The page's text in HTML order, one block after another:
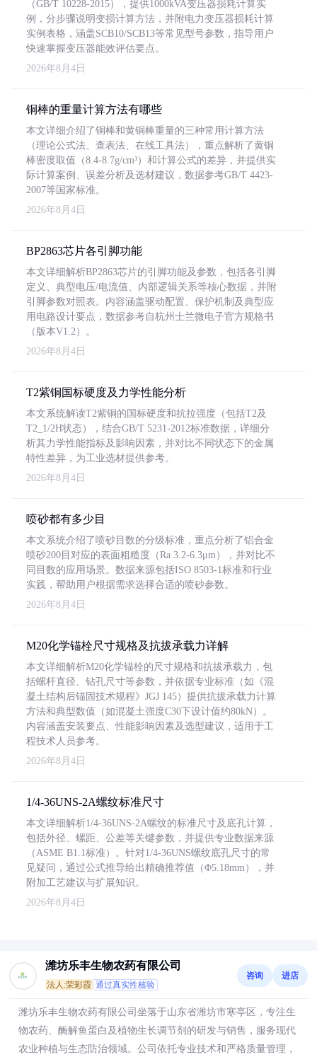
（GB/T 10228-2015），提供1000kVA变压器损耗计算实
例，分步骤说明变损计算方法，并附电力变压器损耗计算
实例表格，涵盖SCB10/SCB13等常见型号参数，指导用户
快速掌握变压器能效评估要点。
2026年8月4日
铜棒的重量计算方法有哪些
本文详细介绍了铜棒和黄铜棒重量的三种常用计算方法
（理论公式法、查表法、在线工具法），重点解析了黄铜
棒密度取值（8.4-8.7g/cm³）和计算公式的差异，并提供实
际计算案例、误差分析及选材建议，数据参考GB/T 4423-
2007等国家标准。
2026年8月4日
BP2863芯片各引脚功能
本文详细解析BP2863芯片的引脚功能及参数，包括各引脚
定义、典型电压/电流值、内部逻辑关系等核心数据，并附
引脚参数对照表。内容涵盖驱动配置、保护机制及典型应
用电路设计要点，数据参考自杭州士兰微电子官方规格书
（版本V1.2）。
2026年8月4日
T2紫铜国标硬度及力学性能分析
本文系统解读T2紫铜的国标硬度和抗拉强度（包括T2及
T2_1/2H状态），结合GB/T 5231-2012标准数据，详细分
析其力学性能指标及影响因素，并对比不同状态下的金属
特性差异，为工业选材提供参考。
2026年8月4日
喷砂都有多少目
本文系统介绍了喷砂目数的分级标准，重点分析了铝合金
喷砂200目对应的表面粗糙度（Ra 3.2-6.3μm），并对比不
同目数的应用场景。数据来源包括ISO 8503-1标准和行业
实践，帮助用户根据需求选择合适的喷砂参数。
2026年8月4日
M20化学锚栓尺寸规格及抗拔承载力详解
本文详细解析M20化学锚栓的尺寸规格和抗拔承载力，包
括螺杆直径、钻孔尺寸等参数，并依据专业标准（如《混
凝土结构后锚固技术规程》JGJ 145）提供抗拔承载力计算
方法和典型数值（如混凝土强度C30下设计值约80kN）。
内容涵盖安装要点、性能影响因素及选型建议，适用于工
程技术人员参考。
2026年8月4日
1/4-36UNS-2A螺纹标准尺寸
本文详细解析1/4-36UNS-2A螺纹的标准尺寸及底孔计算，
包括外径、螺距、公差等关键参数，并提供专业数据来源
（ASME B1.1标准）。针对1/4-36UNS螺纹底孔尺寸的常
见疑问，通过公式推导给出精确推荐值（Φ5.18mm），并
附加工艺建议与扩展知识。
2026年8月4日
潍坊乐丰生物农药有限公司
法人:荣彩霞 通过真实性核验
咨询 进店
潍坊乐丰生物农药有限公司坐落于山东省潍坊市寒亭区，专注生
物农药、酶解鱼蛋白及植物生长调节剂的研发与销售，服务现代
农业种植与生态防治领域。公司依托专业技术和严格质量管理，